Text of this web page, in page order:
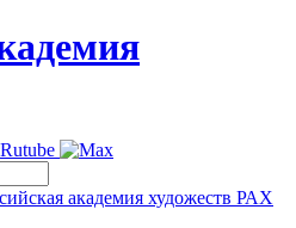
академия художеств РАХ